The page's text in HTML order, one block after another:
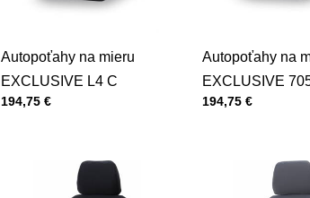
Autopoťahy na mieru
EXCLUSIVE L4 C
Cena s DPH
194,75 €
Autopoťahy na
EXCLUSIVE
Cena s DPH
194,75 €